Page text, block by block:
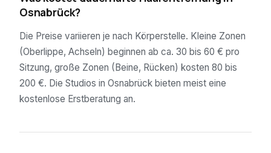
Osnabrück?
Die Preise variieren je nach Körperstelle. Kleine Zonen
(Oberlippe, Achseln) beginnen ab ca. 30 bis 60 € pro
Sitzung, große Zonen (Beine, Rücken) kosten 80 bis
200 €. Die Studios in Osnabrück bieten meist eine
kostenlose Erstberatung an.